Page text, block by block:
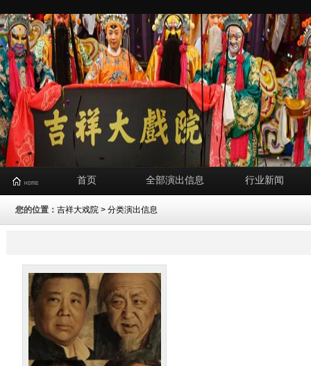
首页 全部演出信息 行业新闻
您的位置： 吉祥大戏院 > 分类演出信息